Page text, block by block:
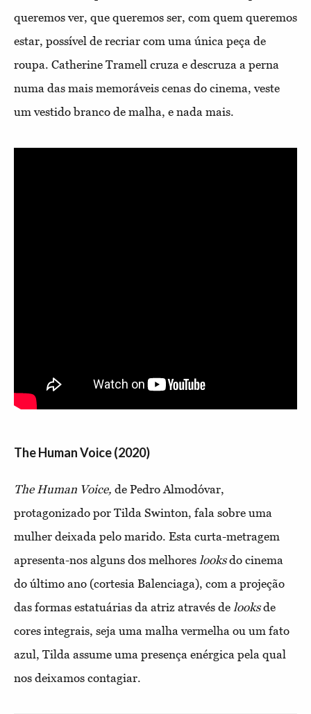
queremos ver, que queremos ser, com quem queremos
estar, possível de recriar com uma única peça de
roupa. Catherine Tramell cruza e descruza a perna
numa das mais memoráveis cenas do cinema, veste
um vestido branco de malha, e nada mais.
The Human Voice (2020)
The Human Voice, de Pedro Almodóvar,
protagonizado por Tilda Swinton, fala sobre uma
mulher deixada pelo marido. Esta curta-metragem
apresenta-nos alguns dos melhores looksdo cinema
do último ano (cortesia Balenciaga), com a projeção
das formas estatuárias da atriz através de looksde
cores integrais, seja uma malha vermelha ou um fato
azul, Tilda assume uma presença enérgica pela qual
nos deixamos contagiar.